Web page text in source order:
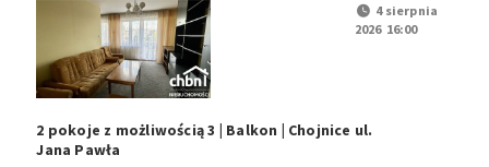
4 sierpnia
2026 16:00
2 pokoje z możliwością 3 | Balkon | Chojnice ul.
Jana Pawła